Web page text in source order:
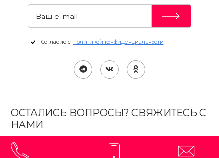
Согласие с политикой конфиденциальности
ОСТАЛИСЬ ВОПРОСЫ? СВЯЖИТЕСЬ С
НАМИ